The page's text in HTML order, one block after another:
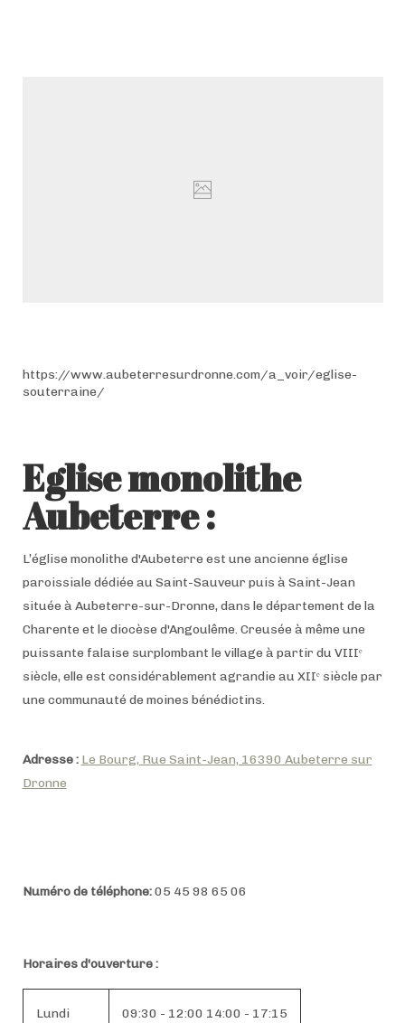
https://www.aubeterresurdronne.com/a_voir/eglise-
souterraine/
Eglise monolithe
Aubeterre :
L’église monolithe d'Aubeterre est une ancienne église
paroissiale dédiée au Saint-Sauveur puis à Saint-Jean
située à Aubeterre-sur-Dronne, dans le département de la
Charente et le diocèse d'Angoulême. Creusée à même une
puissante falaise surplombant le village à partir du VIIIᵉ
siècle, elle est considérablement agrandie au XIIᵉ siècle par
une communauté de moines bénédictins.
Adresse : Le Bourg, Rue Saint-Jean, 16390 Aubeterre sur
Dronne
Numéro de téléphone: 05 45 98 65 06
Horaires d'ouverture :
Lundi 09:30 - 12:00 14:00 - 17:15